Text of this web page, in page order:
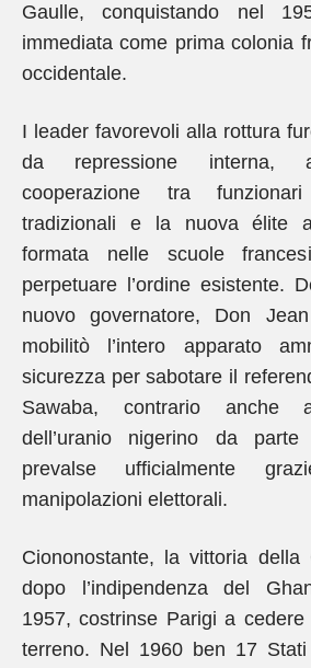
Gaulle, conquistando nel
immediata come prima colonia
occidentale.
I leader favorevoli alla rottura
da repressione interna,
cooperazione tra
tradizionali e la nuova élite
formata nelle scuole
perpetuare l’ordine esistente.
nuovo governatore, Don
mobilitò l’intero apparato
sicurezza per sabotare il
Sawaba, contrario anche
dell’uranio nigerino da
prevalse ufficialmente
manipolazioni elettorali.
Ciononostante, la vittoria della
dopo l’indipendenza del
1957, costrinse Parigi a cedere
terreno. Nel 1960 ben 17